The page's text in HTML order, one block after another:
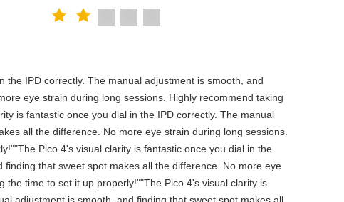
the IPD correctly. The manual adjustment is smooth, and
eye strain during long sessions. Highly recommend taking
is fantastic once you dial in the IPD correctly. The manual
all the difference. No more eye strain during long sessions.
Pico 4's visual clarity is fantastic once you dial in the
that sweet spot makes all the difference. No more eye
the time to set it up properly!""The Pico 4's visual clarity is